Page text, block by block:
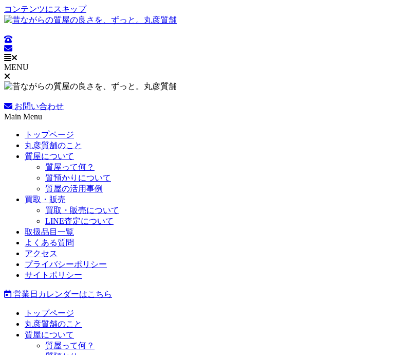
コンテンツにスキップ
MENU
お問い合わせ
Main Menu
トップページ
丸彦質舗のこと
質屋について
質屋って何？
質預かりについて
質屋の活用事例
買取・販売
買取・販売について
LINE査定について
取扱品目一覧
よくある質問
アクセス
プライバシーポリシー
サイトポリシー
営業日カレンダーはこちら
トップページ
丸彦質舗のこと
質屋について
質屋って何？